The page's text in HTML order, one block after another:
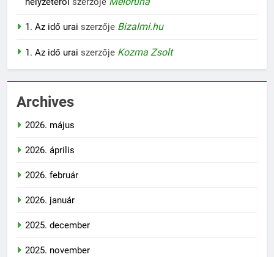
1. Az idő urai szerzője Bizalmi.hu
1. Az idő urai szerzője Kozma Zsolt
Archives
2026. május
2026. április
2026. február
2026. január
2025. december
2025. november